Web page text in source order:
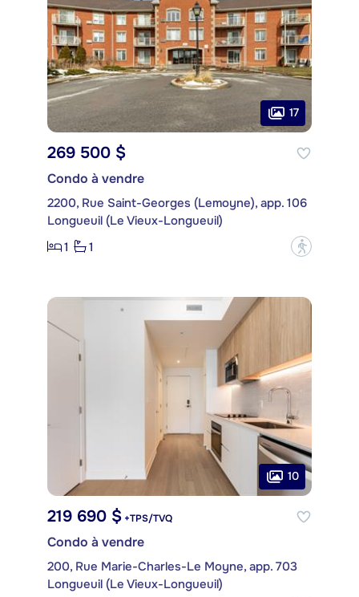
17
269 500 $
Condo à vendre
2200, Rue Saint-Georges (Lemoyne), app. 106
Longueuil (Le Vieux-Longueuil)
1
1 ?
10
219 690 $ +TPS/TVQ
Condo à vendre
200, Rue Marie-Charles-Le Moyne, app. 703
Longueuil (Le Vieux-Longueuil)